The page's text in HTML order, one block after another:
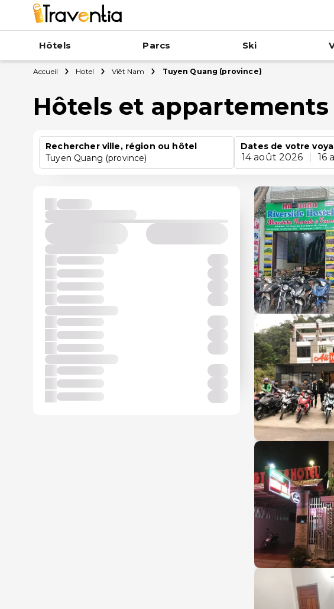
Hôtels Parcs Ski
Accueil Hotel Viêt Nam Tuyen Quang (province)
Hôtels et
Rechercher ville, région ou hôtel
Tuyen Quang (province)
Dates de votre
14 août 2026 16